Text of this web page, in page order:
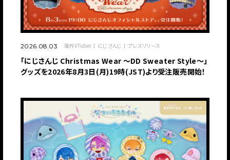
2026.08.03 海外VTuber にじさんじ プレスリリース
「にじさんじ Christmas Wear 〜DD Sweater Style〜」
グッズを2026年8月3日(月)19時(JST)より受注販売開始！